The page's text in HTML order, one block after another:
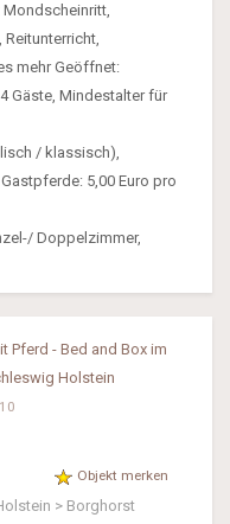
Mondscheinritt,
mehr Geöffnet:
Gäste, Mindestalter für
/ klassisch),
5,00 Euro pro
Doppelzimmer,
Objekt merken
> Borghorst